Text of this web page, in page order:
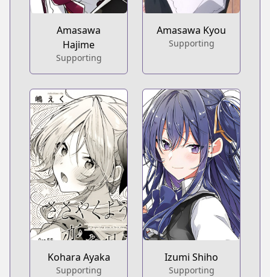
Amasawa Kyou
Supporting
Amasawa
Hajime
Supporting
Izumi Shiho
Supporting
Kohara Ayaka
Supporting